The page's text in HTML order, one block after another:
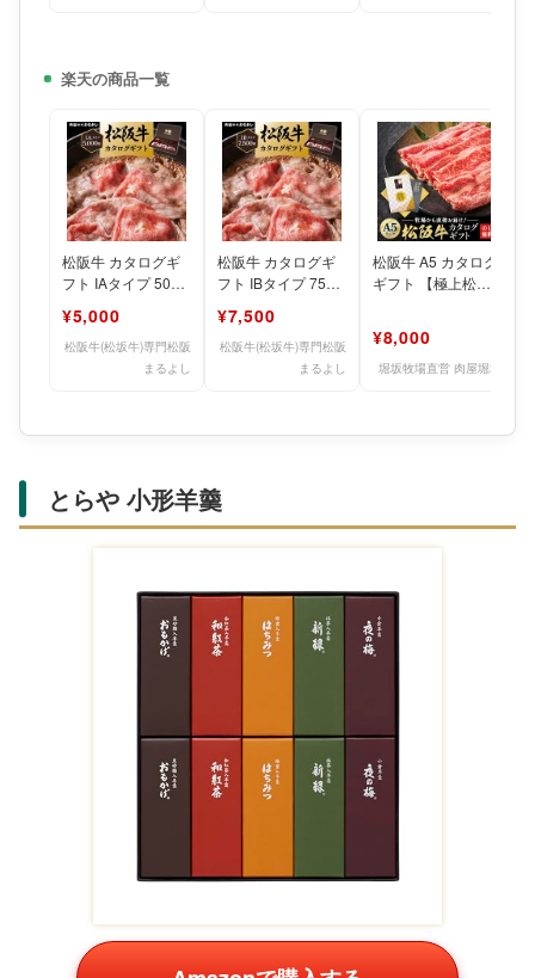
楽天の商品一覧
松阪牛 カタログギ
フト IAタイプ 5000
肉 すき焼き
¥5,000
松阪牛(松坂牛)専門松阪
まるよし
松阪牛 カタログギ
フト IBタイプ 7500
肉 すき焼き
¥7,500
松阪牛(松坂牛)専門松阪
まるよし
松阪牛 A5 カタログ
ギフト 【極上松阪
¥8,000
堀坂牧場直営 肉屋堀坂
とらや 小形羊羹